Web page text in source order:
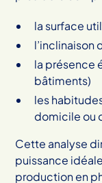
la surface
l’inclinaison
la présence
bâtiments)
les
domicile ou
Cette analyse
puissance
production en